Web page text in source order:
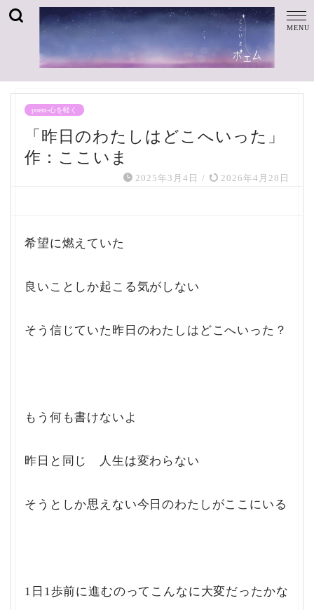
poem-心を軽く
「昨日のわたしはどこへいった」
作：ここいま
2025年3月4日 / 2026年4月28日
希望に燃えていた
良いことしか起こる気がしない
そう信じていた昨日のわたしはどこへいった？
もう何も書けないよ
昨日と同じ 人生は変わらない
そうとしか思えない今日のわたしがここにいる
1日1歩前に進むのってこんなに大変だったかな